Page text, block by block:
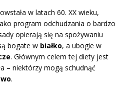
w latach 60. XX wieku,
program odchudzania o bardzo
opierają się na spożywaniu
bogate w białko, a ubogie w
. Głównym celem tej diety jest
– niektórzy mogą schudnąć
.